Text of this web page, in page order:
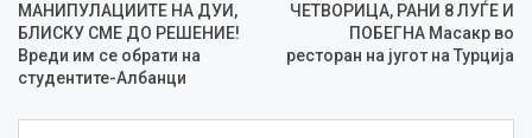
МАНИПУЛАЦИИТЕ НА ДУИ,
БЛИСКУ СМЕ ДО РЕШЕНИЕ!
Вреди им се обрати на
студентите-Албанци
ЧЕТВОРИЦА, РАНИ 8 ЛУЃЕ И
ПОБЕГНА Масакр во
ресторан на југот на Турција